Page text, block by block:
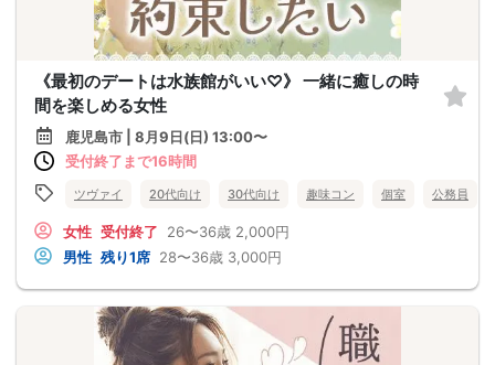
《最初のデートは水族館がいい♡》 一緒に癒しの時
間を楽しめる女性
鹿児島市 | 8月9日(日) 13:00〜
受付終了まで16時間
ツヴァイ 20代向け 30代向け 趣味コン 個室 公務員
女性 受付終了 26〜36歳 2,000円
男性 残り1席 28〜36歳 3,000円